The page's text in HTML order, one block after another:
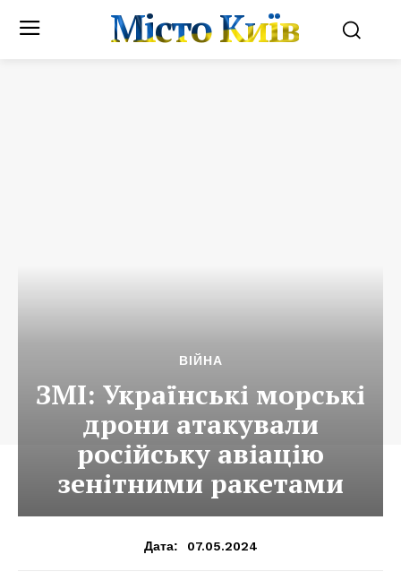
Місто Київ
ВІЙНА
ЗМІ: Українські морські
дрони атакували
російську авіацію
зенітними ракетами
Дата: 07.05.2024